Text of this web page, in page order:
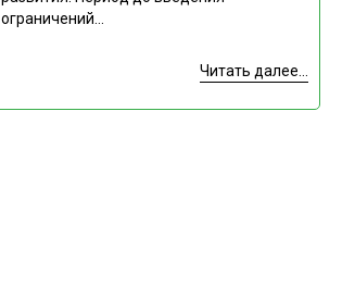
ограничений...
Читать далее...